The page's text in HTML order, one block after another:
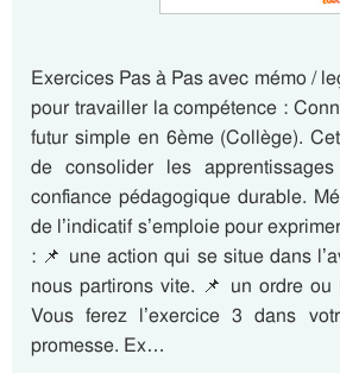
Exercices Pas à Pas avec mémo /
pour travailler la compétence :
futur simple en 6ème (Collège).
de consolider les
confiance pédagogique durable.
de l’indicatif s’emploie pour
: 📌 une action qui se situe dans
nous partirons vite. 📌 un ordre
Vous ferez l’exercice 3 dans
promesse. Ex…